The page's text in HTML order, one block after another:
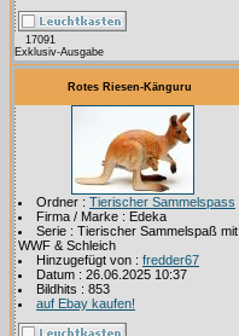
17091
Exklusiv-Ausgabe
Rotes Riesen-Känguru
Ordner : Tierischer Sammelspass
Firma / Marke : Edeka
Serie : Tierischer Sammelspaß mit
WWF & Schleich
Hinzugefügt von : fredder67
Datum : 26.06.2025 10:37
Bildhits : 853
auf Ebay kaufen!